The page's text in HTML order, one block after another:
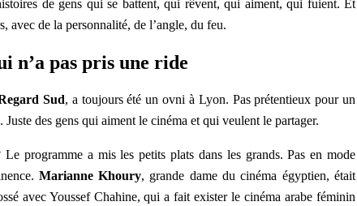
de gens qui se battent, qui rêvent, qui aiment, qui fuient. Et
avec de la personnalité, de l’angle, du feu.
n’a pas pris une ride
Sud, a toujours été un ovni à Lyon. Pas prétentieux pour un
Juste des gens qui aiment le cinéma et qui veulent le partager.
programme a mis les petits plats dans les grands. Pas en mode
Marianne Khoury, grande dame du cinéma égyptien, était
avec Youssef Chahine, qui a fait exister le cinéma arabe féminin